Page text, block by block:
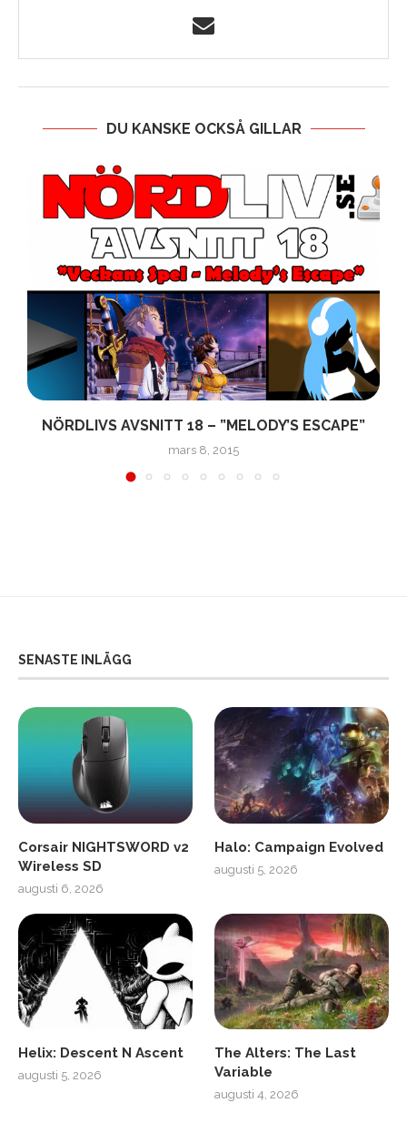
DU KANSKE OCKSÅ GILLAR
NÖRDLIVS AVSNITT 18 – ”MELODY’S ESCAPE”
mars 8, 2015
SENASTE INLÄGG
Corsair NIGHTSWORD v2
Wireless SD
augusti 6, 2026
Halo: Campaign Evolved
augusti 5, 2026
Helix: Descent N Ascent
augusti 5, 2026
The Alters: The Last
Variable
augusti 4, 2026